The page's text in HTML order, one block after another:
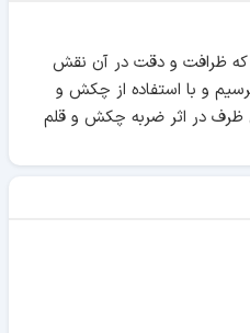
هنریست که ظرافت و دقت در آن نقش
و با استفاده از چکش و
ظرف در اثر ضربه چکش و قلم